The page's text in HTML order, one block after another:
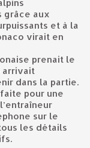
grâce aux
et à la
virait en
prenait le
arrivait
dans la partie.
pour une
sur le
les détails